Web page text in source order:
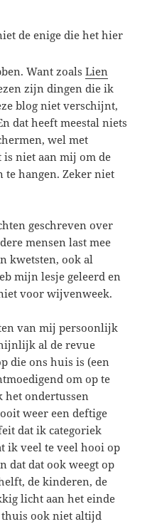
de enige die het hier
Want zoalsLien
zijn dingen die ik
blog niet verschijnt,
dat heeft meestal niets
wel met
is niet aan mij om de
te hangen. Zeker niet
geschreven over
mensen last mee
kwetsten, ook al
mijn lesje geleerd en
voor wijvenweek.
van mij persoonlijk
al de revue
die ons huis is (een
om op te
ondertussen
weer een deftige
dat ik categoriek
ik veel te veel hooi op
dat dat ook weegt op
de kinderen, de
licht aan het einde
ook niet altijd